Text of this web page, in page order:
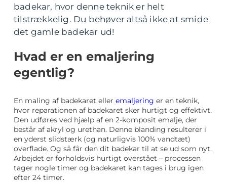
badekar, hvor denne teknik er helt
tilstrækkelig. Du behøver altså ikke at smide
det gamle badekar ud!
Hvad er en emaljering
egentlig?
En maling af badekaret eller emaljering er en teknik,
hvor reparationen af badekaret sker hurtigt og effektivt.
Den udføres ved hjælp af en 2-komposit emalje, der
består af akryl og urethan. Denne blanding resulterer i
en yderst slidstærk (og naturligvis 100% vandtæt)
overflade. Og så får den dit badekar til at se ud som nyt.
Arbejdet er forholdsvis hurtigt overstået – processen
tager nogle timer og badekaret kan tages i brug igen
efter 24 timer.